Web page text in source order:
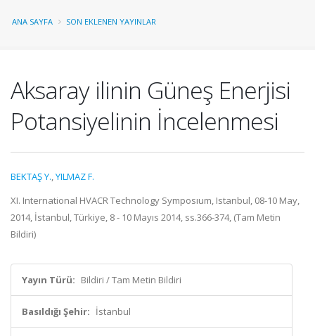
ANA SAYFA SON EKLENEN YAYINLAR
Aksaray ilinin Güneş Enerjisi
Potansiyelinin İncelenmesi
BEKTAŞ Y.,YILMAZ F.
XI. International HVACR Technology Symposıum, Istanbul, 08-10 May,
2014, İstanbul, Türkiye, 8 - 10 Mayıs 2014, ss.366-374, (Tam Metin
Bildiri)
Yayın Türü: Bildiri / Tam Metin Bildiri
Basıldığı Şehir: İstanbul